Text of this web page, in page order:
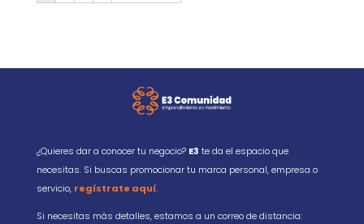
¿Quieres dar a conocer tu negocio? E3 te da el espacio que
necesitas. Si buscas promocionar tu marca personal, empresa o
servicio, regístrate aquí.
Si necesitas más detalles, estamos a un correo de distancia: